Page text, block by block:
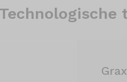
Technologische